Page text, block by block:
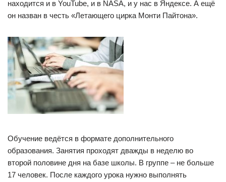
находится и в YouTube, и в NASA, и у нас в Яндексе. А ещё
он назван в честь «Летающего цирка Монти Пайтона».
Обучение ведётся в формате дополнительного
образования. Занятия проходят дважды в неделю во
второй половине дня на базе школы. В группе – не больше
17 человек. После каждого урока нужно выполнять